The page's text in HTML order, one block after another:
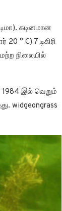
கடினமான
° C) 7 டிகிரி
நிலையில்
1984 இல் வெறும்
widgeongrass